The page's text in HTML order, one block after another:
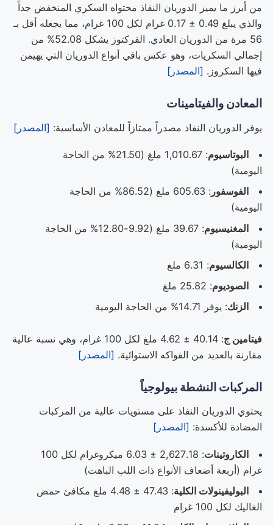
من أبرز ما يميز الدوريان النفاذ محتواه السكري المنخفض جداً
والذي يبلغ 0.49 ± 0.17 غرام لكل 100 غرام، مما يجعله أقل بـ
56 مرة من الدوريان العادي. الفركتوز يشكل 52.08% من
إجمالي السكريات، وهو عكس باقي أنواع الدوريان التي يهيمن
فيها السكروز. [المصدر]
المعادن والفيتامينات
يوفر الدوريان النفاذ مصدراً ممتازاً للمعادن الأساسية: [المصدر]
البوتاسيوم
: 1,010.67 ملغ (21.50% من الحاجة
اليومية)
الفوسفور
: 605.63 ملغ (86.52% من الحاجة
اليومية)
المغنيسيوم
: 39.67 ملغ (9.92-12.80% من الحاجة
اليومية)
الكالسيوم: 6.31 ملغ
الصوديوم: 25.82 ملغ
الزنك: يوفر 14.71% من الحاجة اليومية
فيتامين ج
: 40.14 ± 4.62 ملغ لكل 100 غرام، وهي نسبة عالية
مقارنة بالعديد من الفواكه الاستوائية. [المصدر]
المركبات النشطة بيولوجياً
يحتوي الدوريان النفاذ على مستويات عالية من المركبات
المضادة للأكسدة: [المصدر]
الكاروتينات
: 2,627.18 ± 6.03 ميكروغرام لكل 100
غرام (أربعة أضعاف الأنواع ذات اللب الباهت)
البوليفينولات الكلية
: 47.43 ± 4.48 ملغ مكافئ حمض
الغاليك لكل 100 غرام